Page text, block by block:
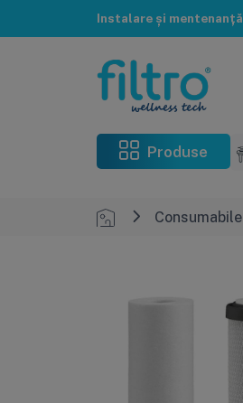
Instalare și mentenanță
Produse
Consumabile